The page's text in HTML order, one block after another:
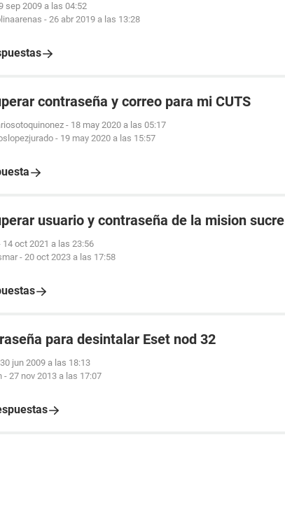
sep 2009 a las 04:52
- 26 abr 2019 a las 13:28
contraseña y correo para mi CUTS
- 18 may 2020 a las 05:17
- 19 may 2020 a las 15:57
usuario y contraseña de la mision sucre
14 oct 2021 a las 23:56
- 20 oct 2023 a las 17:58
para desintalar Eset nod 32
30 jun 2009 a las 18:13
- 27 nov 2013 a las 17:07